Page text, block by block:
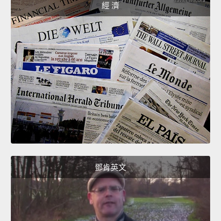
經 濟
鄧肯英文